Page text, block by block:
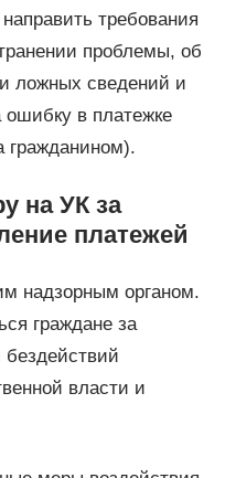
требования
проблемы, об
ложных сведений и
в платежке
гражданином).
на УК за
платежей
надзорным органом.
граждане за
власти и